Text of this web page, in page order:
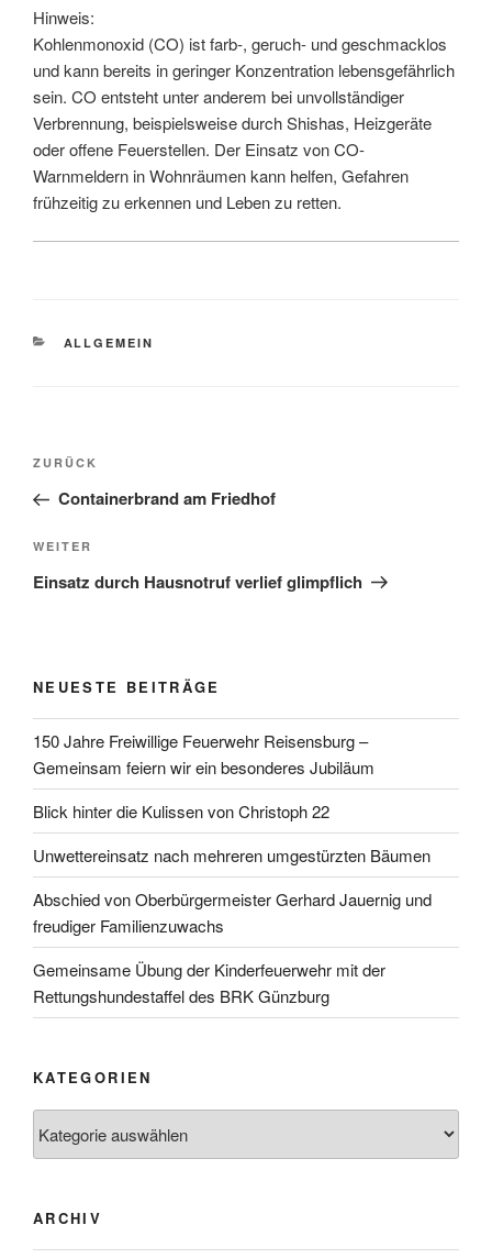
Hinweis:
Kohlenmonoxid (CO) ist farb-, geruch- und geschmacklos
und kann bereits in geringer Konzentration lebensgefährlich
sein. CO entsteht unter anderem bei unvollständiger
Verbrennung, beispielsweise durch Shishas, Heizgeräte
oder offene Feuerstellen. Der Einsatz von CO-
Warnmeldern in Wohnräumen kann helfen, Gefahren
frühzeitig zu erkennen und Leben zu retten.
KATEGORIEN
ALLGEMEIN
Beitragsnavigation
Vorheriger
Beitrag
ZURÜCK
Containerbrand am Friedhof
Nächster
Beitrag
WEITER
Einsatz durch Hausnotruf verlief glimpflich
NEUESTE BEITRÄGE
150 Jahre Freiwillige Feuerwehr Reisensburg –
Gemeinsam feiern wir ein besonderes Jubiläum
Blick hinter die Kulissen von Christoph 22
Unwettereinsatz nach mehreren umgestürzten Bäumen
Abschied von Oberbürgermeister Gerhard Jauernig und
freudiger Familienzuwachs
Gemeinsame Übung der Kinderfeuerwehr mit der
Rettungshundestaffel des BRK Günzburg
KATEGORIEN
ARCHIV